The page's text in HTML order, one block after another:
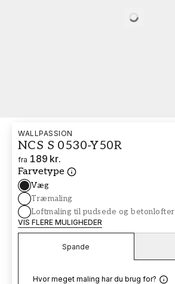
Loading…
WALLPASSION
NCS S 0530-Y50R
fra 189 kr.
Farvetype
Væg
Træmaling
Loftmaling til pudsede og betonlofter
VIS FLERE MULIGHEDER
Spande
Hvor meget maling har du brug for?